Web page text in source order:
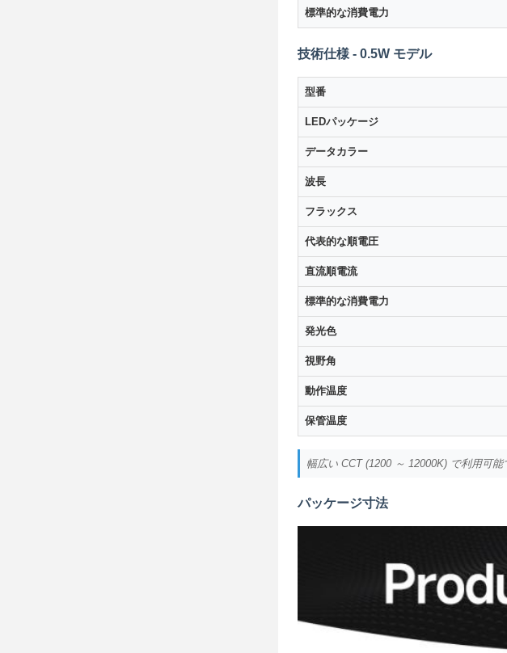
標準的な消費電力
技術仕様 - 0.5W モデル
型番
LEDパッケージ
データカラー
波長
フラックス
代表的な順電圧
直流順電流
標準的な消費電力
発光色
視野角
動作温度
保管温度
幅広い CCT (1200 ～ 12000K) で利用可
パッケージ寸法